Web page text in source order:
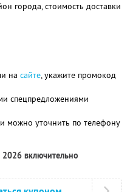
города, стоимость доставки
на сайте, укажите промокод
спецпредложениями
можно уточнить по телефону
2026 включительно